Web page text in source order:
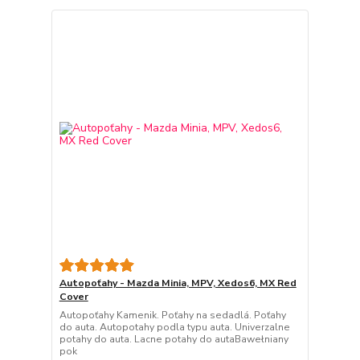
Autopoťahy - Mazda Minia, MPV, Xedos6, MX Red
Cover
Autopoťahy Kamenik. Poťahy na sedadlá. Poťahy
do auta. Autopotahy podla typu auta. Univerzalne
potahy do auta. Lacne potahy do autaBawełniany
pok